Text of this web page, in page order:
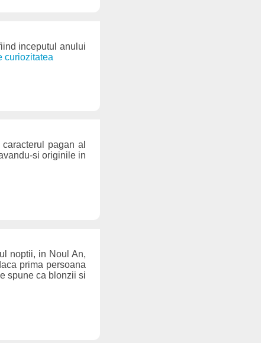
inceputul anului
curiozitatea
pagan al
si originile in
noptii, in Noul An,
prima persoana
spune ca blonzii si